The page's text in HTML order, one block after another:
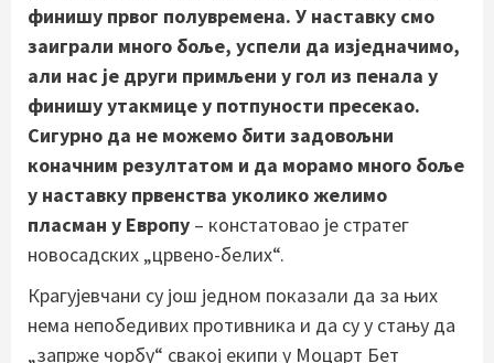
финишу првог полувремена. У наставку смо
заиграли много боље, успели да изједначимо,
али нас је други примљени у гол из пенала у
финишу утакмице у потпуности пресекао.
Сигурно да не можемо бити задовољни
коначним резултатом и да морамо много боље
у наставку првенства уколико желимо
пласман у Европу – констатовао је стратег
новосадских „црвено-белих“.
Крагујевчани су још једном показали да за њих
нема непобедивих противника и да су у стању да
„запрже чорбу“ свакој екипи у Моцарт Бет